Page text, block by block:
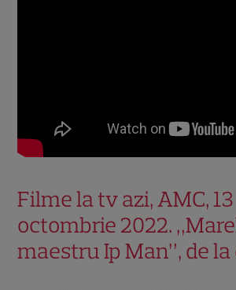
Filme la tv azi, AMC, 13
octombrie 2022.
maestru Ip Man”, de